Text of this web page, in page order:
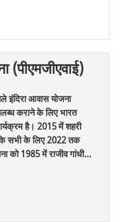
(पीएमजीएवाई)
इंदिरा आवास योजना
कराने के लिए भारत
है। 2015 में शहरी
सभी के लिए 2022 तक
को 1985 में राजीव गांधी…